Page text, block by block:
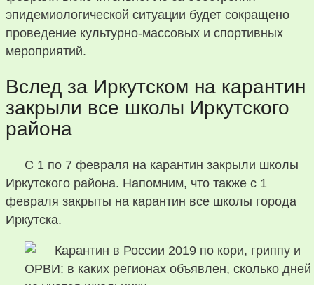
эпидемиологической ситуации будет сокращено
проведение культурно-массовых и спортивных
мероприятий.
Вслед за Иркутском на карантин
закрыли все школы Иркутского
района
С 1 по 7 февраля на карантин закрыли школы
Иркутского района. Напомним, что также с 1
февраля закрыты на карантин все школы города
Иркутска.